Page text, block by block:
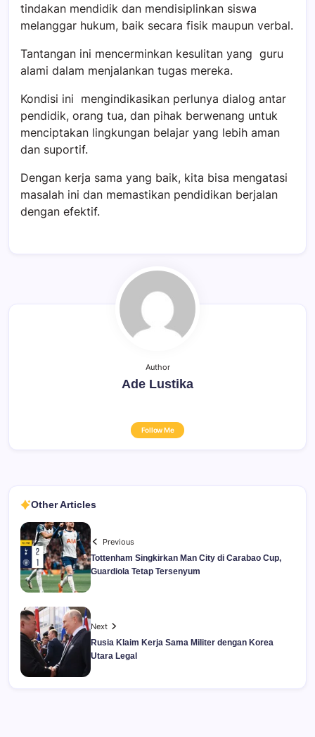
tindakan mendidik dan mendisiplinkan siswa
melanggar hukum, baik secara fisik maupun verbal.
Tantangan ini mencerminkan kesulitan yang guru
alami dalam menjalankan tugas mereka.
Kondisi ini mengindikasikan perlunya dialog antar
pendidik, orang tua, dan pihak berwenang untuk
menciptakan lingkungan belajar yang lebih aman
dan suportif.
Dengan kerja sama yang baik, kita bisa mengatasi
masalah ini dan memastikan pendidikan berjalan
dengan efektif.
Author
Ade Lustika
Follow Me
Other Articles
Previous
Tottenham Singkirkan Man City di Carabao Cup,
Guardiola Tetap Tersenyum
Next
Rusia Klaim Kerja Sama Militer dengan Korea
Utara Legal